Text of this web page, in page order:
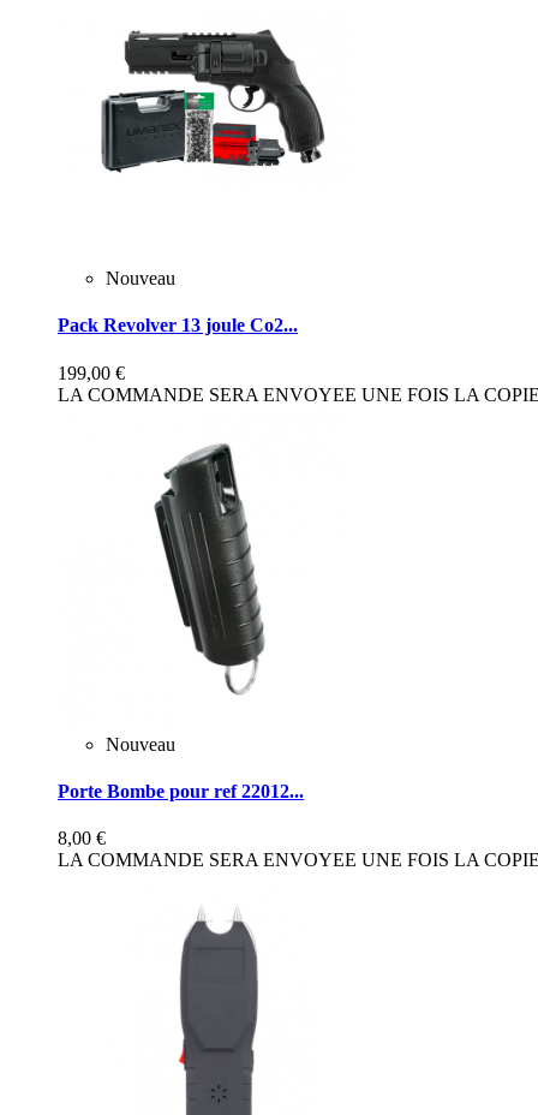
Nouveau
Pack Revolver 13 joule Co2...
199,00 €
LA COMMANDE SERA ENVOYEE UNE FOIS LA
Nouveau
Porte Bombe pour ref 22012...
8,00 €
LA COMMANDE SERA ENVOYEE UNE FOIS LA